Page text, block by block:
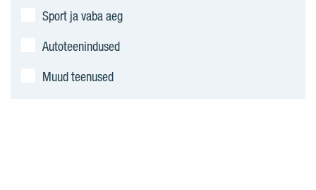
Sport ja vaba aeg
Autoteenindused
Muud teenused